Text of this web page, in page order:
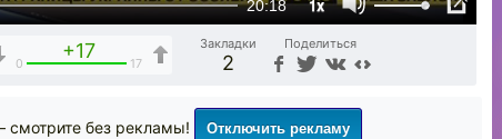
20:18 1x
+17
0 17
Закладки
2
Поделиться
без рекламы! Отключить рекламу